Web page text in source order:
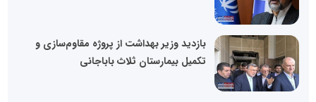
بازدید وزیر بهداشت از پروژه مقاوم‌سازی و
تکمیل بیمارستان ثلاث باباجانی